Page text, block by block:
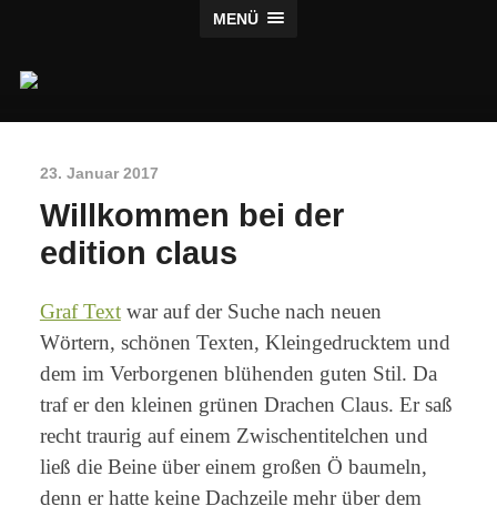
MENÜ
23. Januar 2017
Willkommen bei der
edition claus
Graf Textwar auf der Suche nach neuen
Wörtern, schönen Texten, Kleingedrucktem und
dem im Verborgenen blühenden guten Stil. Da
traf er den kleinen grünen Drachen Claus. Er saß
recht traurig auf einem Zwischentitelchen und
ließ die Beine über einem großen Ö baumeln,
denn er hatte keine Dachzeile mehr über dem